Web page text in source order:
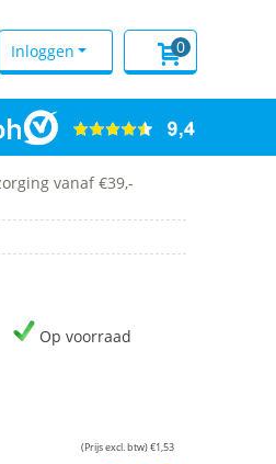
0
Inloggen
vanaf €39,-
Op voorraad
(Prijs excl. btw)€1,53